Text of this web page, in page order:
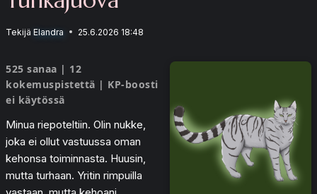
Tekijä Elandra 25.6.2026 18:48
525 sanaa | 12
kokemuspistettä | KP-boosti
ei käytössä
Minua riepoteltiin. Olin nukke,
joka ei ollut vastuussa oman
kehonsa toiminnasta. Huusin,
mutta turhaan. Yritin rimpuilla